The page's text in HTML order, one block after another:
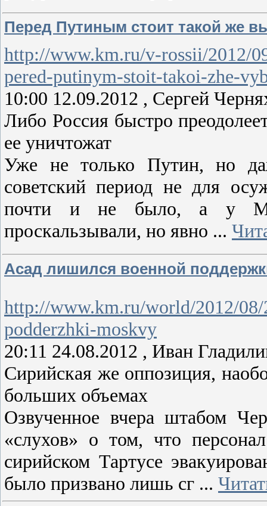
Перед Путиным стоит такой же
http://www.km.ru/v-rossii/2012/
pered-putinym-stoit-takoi-zhe-
10:00 12.09.2012 , Сергей
Либо Россия быстро
ее уничтожат
Уже не только Путин, но
советский период не для
почти и не было, а у
проскальзывали, но явно ...
Асад лишился военной
http://www.km.ru/world/2012/
podderzhki-moskvy
20:11 24.08.2012 , Иван
Сирийская же оппозиция,
больших объемах
Озвученное вчера штабом
«слухов» о том, что
сирийском Тартусе
было призвано лишь сг ...